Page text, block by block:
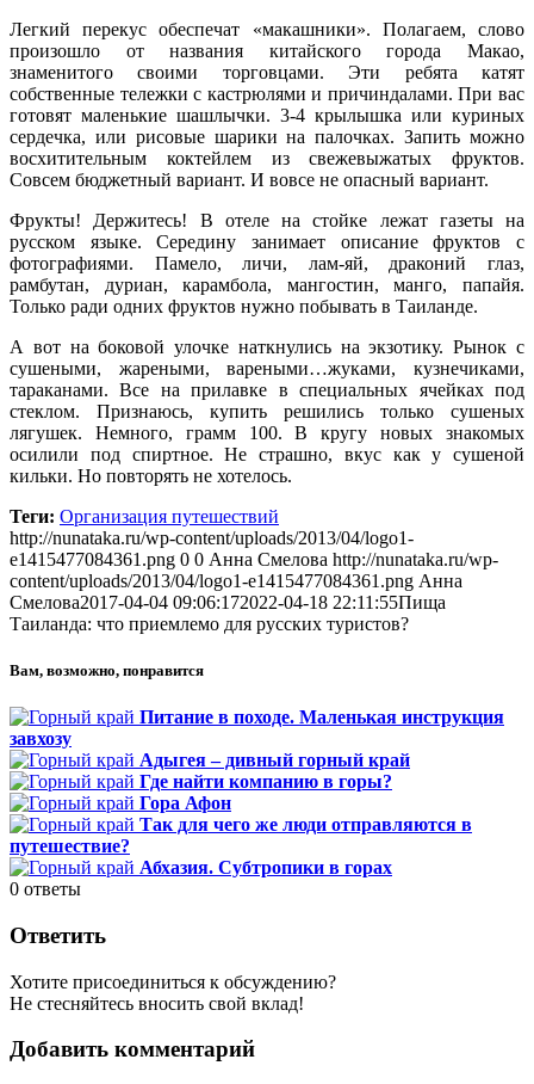
Легкий перекус обеспечат «макашники». Полагаем, слово
произошло от названия китайского города Макао,
знаменитого своими торговцами. Эти ребята катят
собственные тележки с кастрюлями и причиндалами. При вас
готовят маленькие шашлычки. 3-4 крылышка или куриных
сердечка, или рисовые шарики на палочках. Запить можно
восхитительным коктейлем из свежевыжатых фруктов.
Совсем бюджетный вариант. И вовсе не опасный вариант.
Фрукты! Держитесь! В отеле на стойке лежат газеты на
русском языке. Середину занимает описание фруктов с
фотографиями. Памело, личи, лам-яй, драконий глаз,
рамбутан, дуриан, карамбола, мангостин, манго, папайя.
Только ради одних фруктов нужно побывать в Таиланде.
А вот на боковой улочке наткнулись на экзотику. Рынок с
сушеными, жареными, вареными…жуками, кузнечиками,
тараканами. Все на прилавке в специальных ячейках под
стеклом. Признаюсь, купить решились только сушеных
лягушек. Немного, грамм 100. В кругу новых знакомых
осилили под спиртное. Не страшно, вкус как у сушеной
кильки. Но повторять не хотелось.
Теги: Организация путешествий
http://nunataka.ru/wp-content/uploads/2013/04/logo1-
e1415477084361.png 0 0 Анна Смелова http://nunataka.ru/wp-
content/uploads/2013/04/logo1-e1415477084361.png Анна
Смелова2017-04-04 09:06:172022-04-18 22:11:55Пища
Таиланда: что приемлемо для русских туристов?
Вам, возможно, понравится
Питание в походе. Маленькая инструкция
завхозу
Адыгея – дивный горный край
Где найти компанию в горы?
Гора Афон
Так для чего же люди отправляются в
путешествие?
Абхазия. Субтропики в горах
0 ответы
Ответить
Хотите присоединиться к обсуждению?
Не стесняйтесь вносить свой вклад!
Добавить комментарий